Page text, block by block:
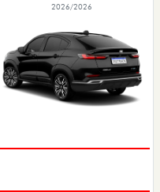
2026/2026